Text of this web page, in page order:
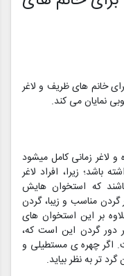
خانم های ظریف و لاغر
نمایان می کند.
لاغر زمانی کامل میشود
زیرا، افراد لاغر
که استخوان هایش
مناسب و زیبا، گردن
بر این استخوان های
دور گردن این است که،
اگر چهره ی مستطیلی و
تر به نظر بیاید.